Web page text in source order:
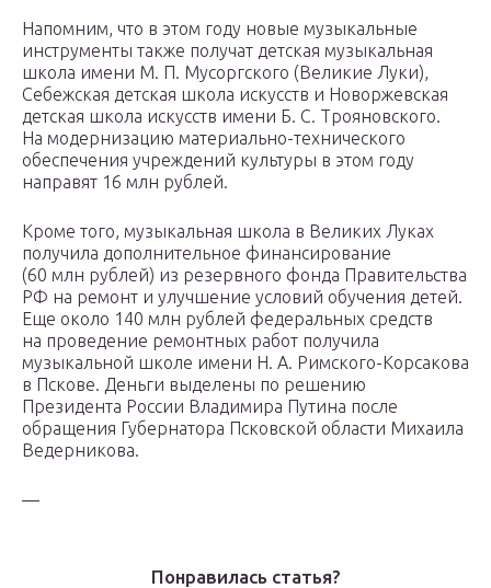
Напомним, что в этом году новые музыкальные
инструменты также получат детская музыкальная
школа имени М. П. Мусоргского (Великие Луки),
Себежская детская школа искусств и Новоржевская
детская школа искусств имени Б. С. Трояновского.
На модернизацию материально-технического
обеспечения учреждений культуры в этом году
направят 16 млн рублей.
Кроме того, музыкальная школа в Великих Луках
получила дополнительное финансирование
(60 млн рублей) из резервного фонда Правительства
РФ на ремонт и улучшение условий обучения детей.
Еще около 140 млн рублей федеральных средств
на проведение ремонтных работ получила
музыкальной школе имени Н. А. Римского-Корсакова
в Пскове. Деньги выделены по решению
Президента России Владимира Путина после
обращения Губернатора Псковской области Михаила
Ведерникова.
—
Понравилась статья?